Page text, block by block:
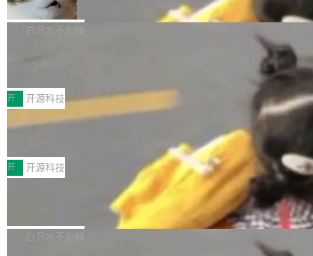
通 ProRes RAW VideoToolbox 硬件加速器 AP
V ...
DeepSeek一天消耗了8万亿# 上了微博热搜——
注意这是 OpenCode 一家的消耗。 OpenCode
不完。」5T 来自免费额度，3T 来自 Go...
NetBSD 11.0 现已正式发布，这是 NetBSD 操
作系统的第十八个主要版本。 自 NetBSD 10.1
ve JH71XX 的设备，例如 VisionFive 2、PINE
64 STAR64，以及 QEMU。 增强了对 POSIX.1
-2024 和 C23 编程接口标准的兼容性。 compat
_linux(8) 增强了对 Linux 系统调用的支持，包
括 epoll（围绕 kqueue 实现）、POSIX 消息队
列、...
白开水不加糖
案
享会在上海举办。鸿蒙生态的全场景智慧营销平
台鲸鸿动能协同华为游戏中心，面向游戏行业开
发者及生态伙伴，系统呈现了平台在游戏领域的
完整能力版图——从IAP高价值用户的全周期经
营、到IAA游戏的“买变一体”正循环、再到联运与
广告协同的全链路经营闭环，以及面向全球市场
的出海增长布局。 华为终端云业务商业化销售负
责人在开场致辞中表示，游戏开发者的核心诉求
已不再是“多一个投放渠道”，而是一套能够持续
开 开源科技
技嘉X3D系列再添新成员 B850 AORU
面向AMD Ryzen X3D处理器玩家，技嘉X3D系
列主板阵容迎来新成员——B850 AORUS ELITE
X3D。作为面向主流高性能平台打造的全新主板
产品，B850 AORUS ELITE X3D延续技嘉在X3
D平台优化上的技术积累，旨在为游戏玩家带来
更稳定、更高效的装机选择。 B850 AORUS ELI
开 开源科技
Zadig v5.0 发布：AI 发布专员与 AI 审
我们团队这几天最大的卡点不是 AI 写得不够
好，是 AI 写得太好了。 好到审查排期从两天的
白开水不加糖